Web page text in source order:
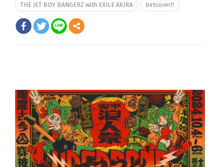
THE JET BOY BANGERZ with EXILE AKIRA betcover!!